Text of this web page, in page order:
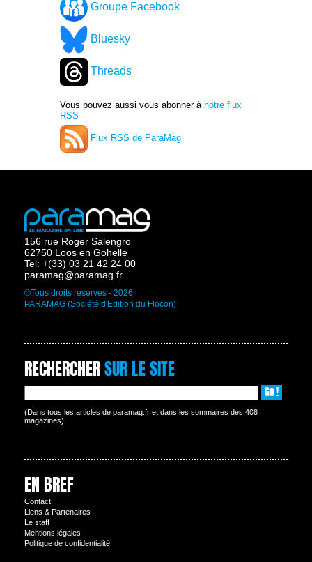
Groupe Facebook
Bluesky
Threads
Vous pouvez aussi vous abonner à notre flux
RSS
Flux RSS de ParaMag
156 rue Roger Salengro
62750 Loos en Gohelle
Tel: +(33) 03 21 42 24 00
paramag@paramag.fr
©Tous droits réservés - 2026
PARAMAG (Société d'Edition du Flocon)
RECHERCHERSUR LE SITE
Go !
(Dans tous les articles de paramag.fr et dans les sommaires des 408
magazines)
EN BREF
Contact
Liens & Partenaires
Le staff
Mentions légales
Politique de confidentialité